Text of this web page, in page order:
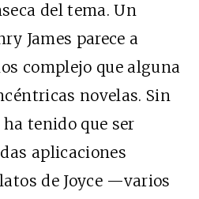
del tema. Un
James parece a
complejo que alguna
novelas. Sin
tenido que ser
aplicaciones
de Joyce —varios